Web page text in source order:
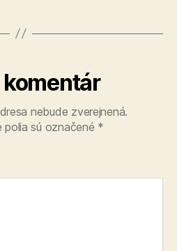
komentár
nebude zverejnená.
sú označené *